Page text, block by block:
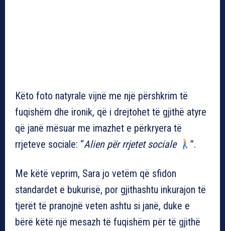
Këto foto natyrale vijnë me një përshkrim të
fuqishëm dhe ironik, që i drejtohet të gjithë atyre
që janë mësuar me imazhet e përkryera të
rrjeteve sociale: “Alien për rrjetet sociale ”.
Me këtë veprim, Sara jo vetëm që sfidon
standardet e bukurisë, por gjithashtu inkurajon të
tjerët të pranojnë veten ashtu si janë, duke e
bërë këtë një mesazh të fuqishëm për të gjithë